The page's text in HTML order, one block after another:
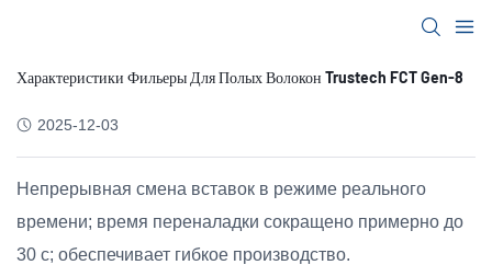
Характеристики Фильеры Для Полых Волокон Trustech FCT Gen-8
2025-12-03
Непрерывная смена вставок в режиме реального
времени; время переналадки сокращено примерно до
30 с; обеспечивает гибкое производство.